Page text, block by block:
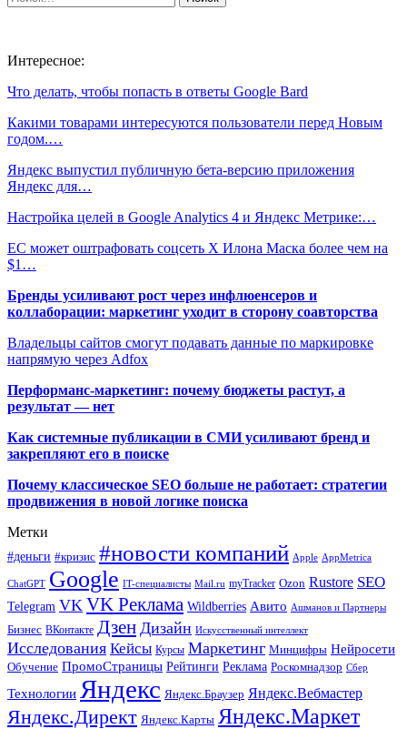
Интересное:
Что делать, чтобы попасть в ответы Google Bard
Какими товарами интересуются пользователи перед Новым
годом.…
Яндекс выпустил публичную бета-версию приложения
Яндекс для…
Настройка целей в Google Analytics 4 и Яндекс Метрике:…
ЕС может оштрафовать соцсеть X Илона Маска более чем на
$1…
Бренды усиливают рост через инфлюенсеров и
коллаборации: маркетинг уходит в сторону соавторства
Владельцы сайтов смогут подавать данные по маркировке
напрямую через Adfox
Перформанс-маркетинг: почему бюджеты растут, а
результат — нет
Как системные публикации в СМИ усиливают бренд и
закрепляют его в поиске
Почему классическое SEO больше не работает: стратегии
продвижения в новой логике поиска
Метки
#деньги #кризис #новости компаний Apple AppMetrica
ChatGPT Google IT-специалисты Mail.ru myTracker Ozon Rustore SEO
Telegram VK VK Реклама Wildberries Авито Ашманов и Партнеры
Бизнес ВКонтакте Дзен Дизайн Искусственный интеллект
Исследования Кейсы Курсы Маркетинг Минцифры Нейросети
Обучение ПромоСтраницы Рейтинги Реклама Роскомнадзор Сбер
Технологии Яндекс Яндекс.Браузер Яндекс.Вебмастер
Яндекс.Директ Яндекс.Карты Яндекс.Маркет